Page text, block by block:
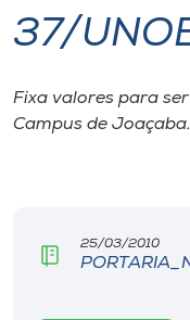
I.nova
Diplomados
CPA
37/
Fixa valores para
Campus de Joaçaba.
25/03/2010